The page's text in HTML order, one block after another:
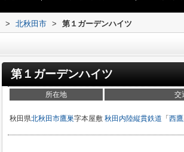
> 北秋田市 > 第１ガーデンハイツ
第１ガーデンハイツ
所在地 交
秋田県北秋田市鷹巣字本屋敷 秋田内陸縦貫鉄道 「 西